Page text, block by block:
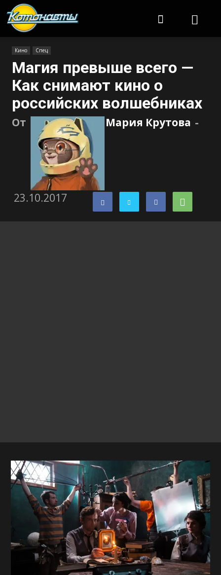
Кино Спец
Магия превыше всего —
Как снимают кино о
российских волшебниках
От Мария Крутова -
23.10.2017